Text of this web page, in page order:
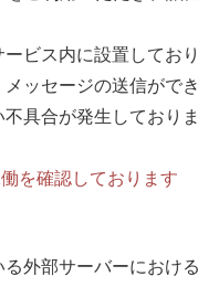
ビス内に設置しており
ッセージの送信ができ
具合が発生しておりま
を確認しております
外部サーバーにおける